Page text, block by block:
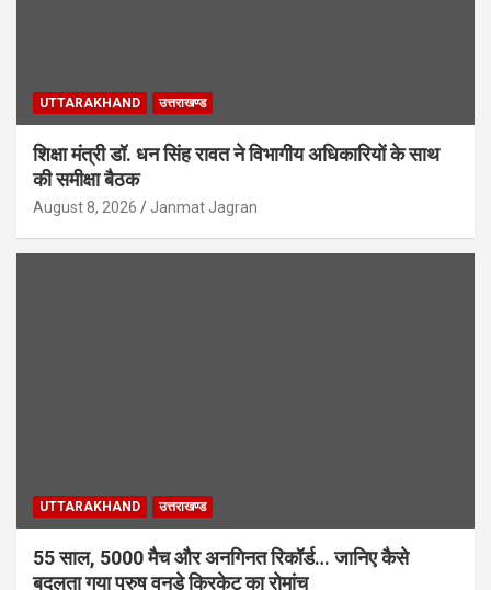
UTTARAKHAND उत्तराखण्ड
शिक्षा मंत्री डॉ. धन सिंह रावत ने विभागीय अधिकारियों के साथ
की समीक्षा बैठक
August 8, 2026 Janmat Jagran
UTTARAKHAND उत्तराखण्ड
55 साल, 5000 मैच और अनगिनत रिकॉर्ड… जानिए कैसे
बदलता गया पुरुष वनडे क्रिकेट का रोमांच